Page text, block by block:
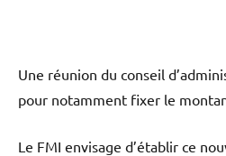
Une réunion du conseil
pour notamment fixer le
Le FMI envisage d’établir ce